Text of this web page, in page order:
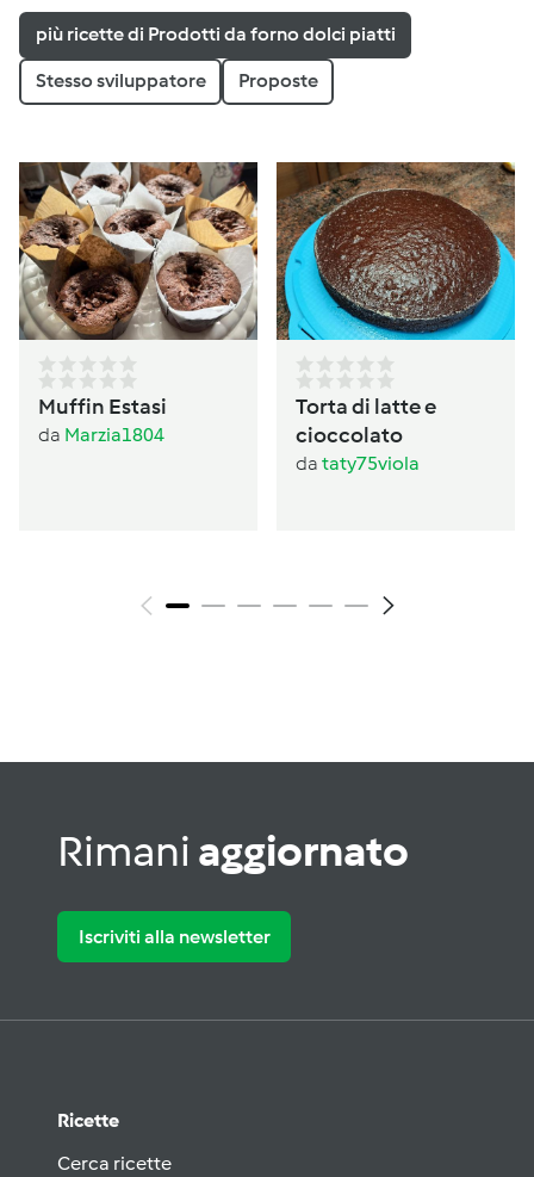
più ricette di Prodotti da forno dolci piatti
Stesso sviluppatore Proposte
Muffin Estasi
da Marzia1804
Torta di latte e
cioccolato
da taty75viola
Rimani aggiornato
Iscriviti alla newsletter
Ricette
Cerca ricette